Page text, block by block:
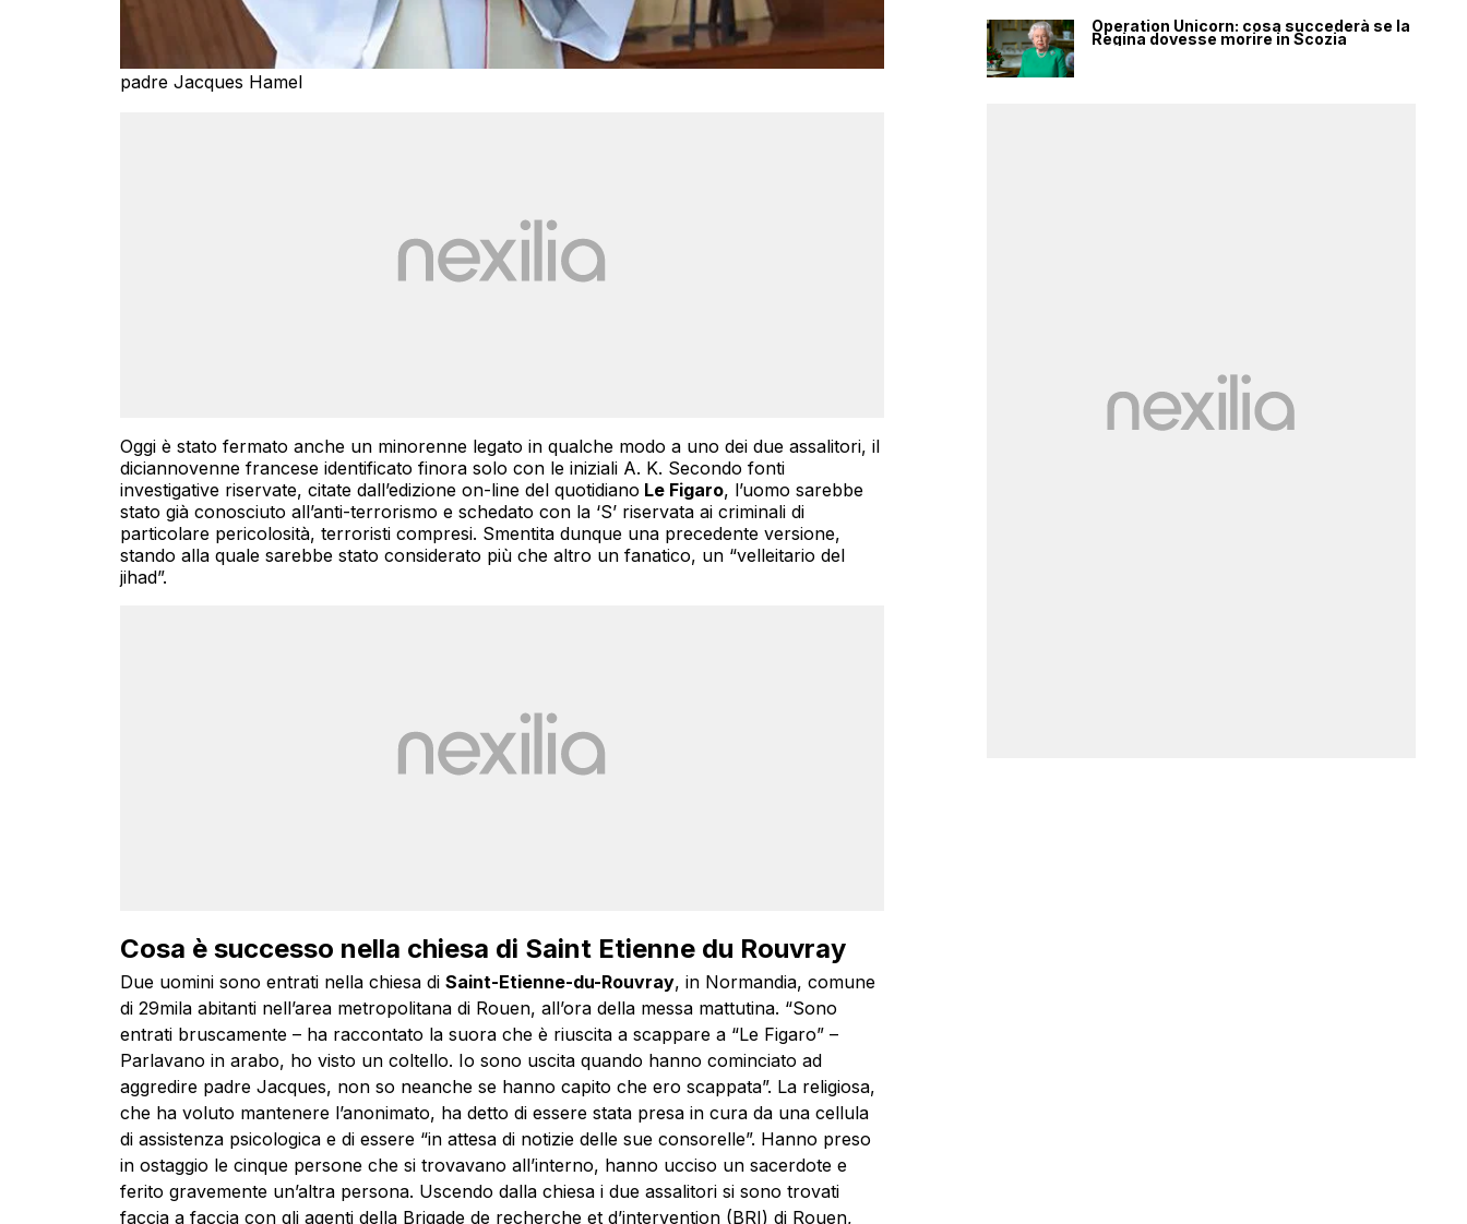
padre Jacques Hamel
Oggi è stato fermato anche un minorenne legato in qualche modo a uno dei due assalitori, il
diciannovenne francese identificato finora solo con le iniziali A. K. Secondo fonti
investigative riservate, citate dall’edizione on-line del quotidiano Le Figaro, l’uomo sarebbe
stato già conosciuto all’anti-terrorismo e schedato con la ‘S’ riservata ai criminali di
particolare pericolosità, terroristi compresi. Smentita dunque una precedente versione,
stando alla quale sarebbe stato considerato più che altro un fanatico, un “velleitario del
jihad”.
Cosa è successo nella chiesa di Saint Etienne du Rouvray
Due uomini sono entrati nella chiesa di Saint-Etienne-du-Rouvray, in Normandia, comune
di 29mila abitanti nell’area metropolitana di Rouen, all’ora della messa mattutina. “Sono
entrati bruscamente – ha raccontato la suora che è riuscita a scappare a “Le Figaro” –
Parlavano in arabo, ho visto un coltello. Io sono uscita quando hanno cominciato ad
aggredire padre Jacques, non so neanche se hanno capito che ero scappata”. La religiosa,
che ha voluto mantenere l’anonimato, ha detto di essere stata presa in cura da una cellula
di assistenza psicologica e di essere “in attesa di notizie delle sue consorelle”. Hanno preso
in ostaggio le cinque persone che si trovavano all’interno, hanno ucciso un sacerdote e
ferito gravemente un’altra persona. Uscendo dalla chiesa i due assalitori si sono trovati
faccia a faccia con gli agenti della Brigade de recherche et d’intervention (BRI) di Rouen,
Operation Unicorn: cosa succederà se la
Regina dovesse morire in Scozia